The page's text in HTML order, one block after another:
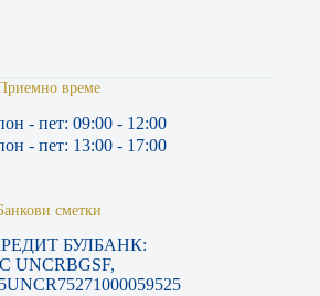
време
- пет: 09:00 - 12:00
- пет: 13:00 - 17:00
сметки
БУЛБАНК:
UNCRBGSF,